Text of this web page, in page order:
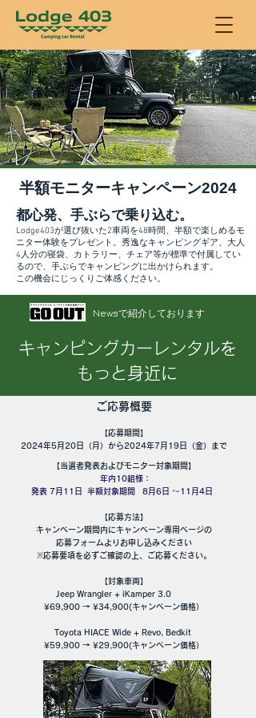
半額モニターキャンペーン2024
都心発、手ぶらで乗り込む。
Lodge403が選び抜いた2車両を48時間、半額で楽しめるモ
ニター体験をプレゼント。 秀逸なキャンピングギア、 大人
4人分の寝袋、カトラリー、チェア等が標準で付属してい
るので、手ぶらでキャンピングに出かけられます。
この機会にじっくりご体感ください。
Newsで紹介しております
​キャンピングカーレンタルを
もっと身近に
ご応募概要
【応募期間】
2024年5月20日（月）から2024年7月19日（金）まで
【当選者発表およびモニター対象期間】
年内10組様：
発表 7月11日 半額対象期間 8月6日 〜11月4日
【応募方法】
キャンペーン期間内にキャンペーン専用ページの
応募フォームよりお申し込みください
※応募要項を必ずご確認の上、ご応募ください。
【対象車両】
Jeep Wrangler + iKamper 3.0
¥69,900 → ¥34,900(キャンペーン価格）
Toyota HIACE Wide + Revo, Bedkit
¥59,900 → ¥29,900(キャンペーン価格）